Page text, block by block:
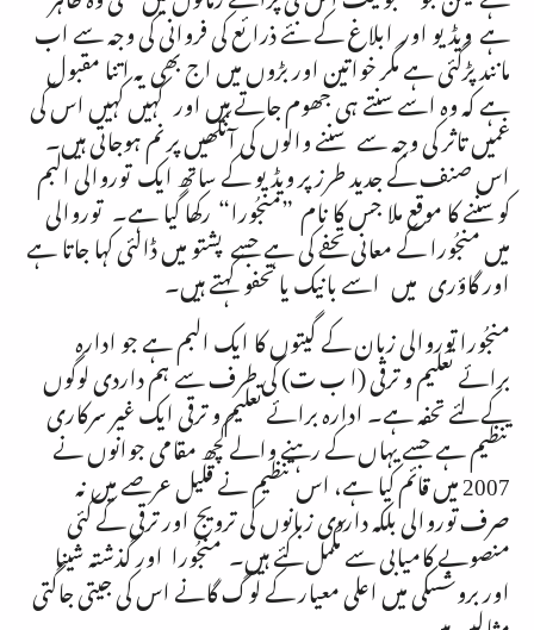
ہے ویڈیو اور ابلاغ کے نئے ذرائع کی فروانی کی وجہ سے اب
مانند پڑگئی ہے مگر خواتین اور بڑوں میں اج بھی یہ اتنا مقبول
ہے کہ وہ اسے سنتے ہی جھوم جاتے ہیں اور کہیں کہیں اس کی
غمیں تاثر کی وجہ سے سننے والوں کی آنکھیں پر نم ہوجاتی ہیں۔
اس صنف کے جدید طرز پر ویڈیو کے ساتھ ایک توروالی البم
کو سننے کا موقع ملا جس کا نام ”منجُورا“ رکھا گیا ہے۔ توروالی
میں منجُورا کے معانی تحفے کی ہے جسے پشتو میں ڈالئی کہا جاتا ہے
اور گاؤری میں اسے بانیک یا تحفو کہتے ہیں۔
منجُورا توروالی زبان کے گیتوں کا ایک البم ہے جو ادارہ
برائے تعلیم و ترقی (ا ب ت) کی طرف سے ہم داردی لوگوں
کے لئے تحفہ ہے۔ ادارہ برائے تعلیم و ترقی ایک غیر سرکاری
تنظیم ہے جسے یہاں کے رہنے والے کچھ مقامی جوانوں نے
2007 میں قائم کیا ہے، اس تنظیم نے قلیل عرصے میں نہ
صرف توروالی بلکہ داردی زبانوں کی ترویج اور ترقی کے کئی
منصوبے کامیابی سے مکمل کئے ہیں۔ منجُورا اور گذشتہ شینا
اور بروشسکی میں اعلی معیار کے لوگ گانے اس کی جیتی جاگتی